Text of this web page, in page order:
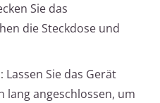
Sie das
die Steckdose und
Lassen Sie das Gerät
lang angeschlossen, um